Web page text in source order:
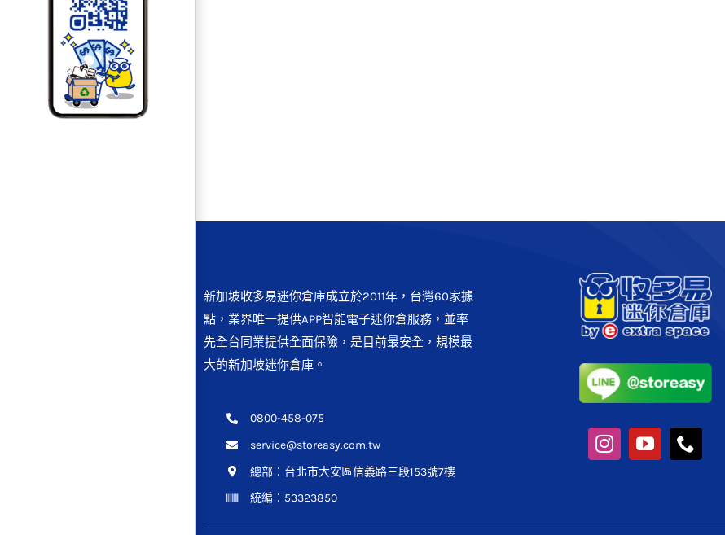
新加坡收多易迷你倉庫成立於2011年，台灣60家據
點，業界唯一提供APP智能電子迷你倉服務，並率
先全台同業提供全面保險，是目前最安全，規模最
大的新加坡迷你倉庫。
0800-458-075
service@storeasy.com.tw
總部： 台北市大安區信義路三段153號7樓
統編：53323850